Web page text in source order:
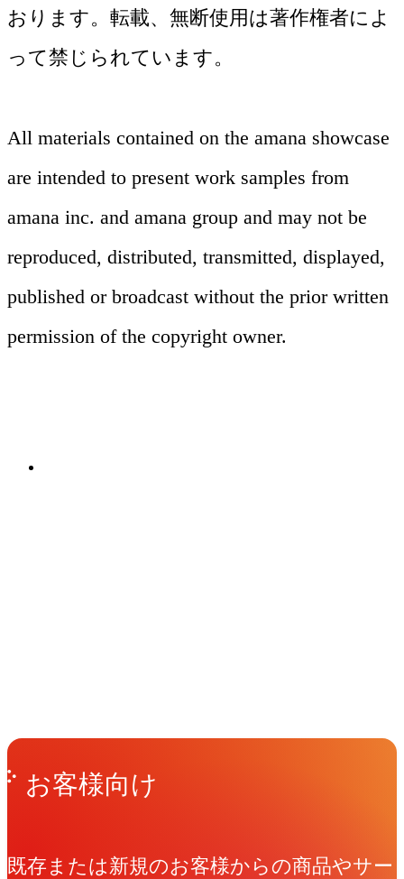
おります。転載、無断使用は著作権者によ
って禁じられています。
All materials contained on the amana showcase
are intended to present work samples from
amana inc. and amana group and may not be
reproduced, distributed, transmitted, displayed,
published or broadcast without the prior written
permission of the copyright owner.
ムービー
TVCM、Web動画、PR動画まで多様な映
Get in Touchお問い合わせ
お客様向け
既存または新規のお客様からの商品やサー